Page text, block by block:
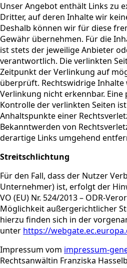
Unser Angebot enthält Links zu
Dritter, auf deren Inhalte wir
Deshalb können wir für diese
Gewähr übernehmen. Für die
ist stets der jeweilige Anbieter
verantwortlich. Die verlinkten
Zeitpunkt der Verlinkung auf
überprüft. Rechtswidrige
Verlinkung nicht erkennbar.
Kontrolle der verlinkten Seiten
Anhaltspunkte einer
Bekanntwerden von
derartige Links umgehend
Streitschlichtung
Für den Fall, dass der Nutzer
Unternehmer) ist, erfolgt der
VO (EU) Nr. 524/2013 – ODR-
Möglichkeit außergerichtlicher
hierzu finden sich in der
unter https://
Impressum vom impressum-
Rechtsanwältin Franziska